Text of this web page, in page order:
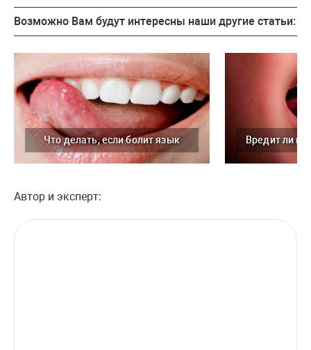
Возможно Вам будут интересны наши другие статьи:
Что делать, если болит язык
Автор и эксперт: